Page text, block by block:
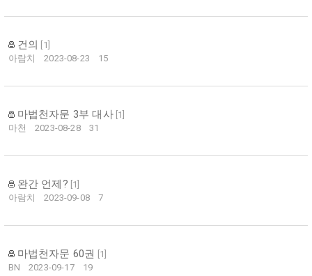
건의 1
아람치
2023-08-23 15
마법천자문 3부 대사[ 1
마천
2023-08-28 31
완간 언제? 1
아람치
2023-09-08 7
마법천자문 60권 1
BN
2023-09-17 19